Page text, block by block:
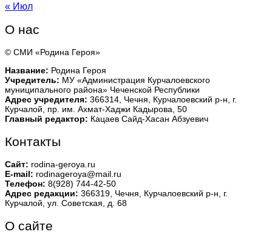
« Июл
О нас
© СМИ «Родина Героя»
Название: Родина Героя
Учредитель: МУ «Администрация Курчалоевского
муниципального района» Чеченской Республики
Адрес учредителя: 366314, Чечня, Курчалоевский р-н, г.
Курчалой, пр. им. Ахмат-Хаджи Кадырова, 50
Главный редактор: Кацаев Сайд-Хасан Абзуевич
Контакты
Сайт: rodina-geroya.ru
E-mail: rodinageroya@mail.ru
Телефон: 8(928) 744-42-50
Адрес редакции: 366319, Чечня, Курчалоевский р-н, г.
Курчалой, ул. Советская, д. 68
О сайте